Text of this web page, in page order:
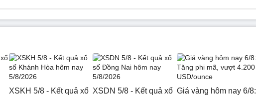
XSKH 5/8 - Kết quả xổ XSDN 5/8 - Kết quả xổ Giá vàng hôm nay 6/8: